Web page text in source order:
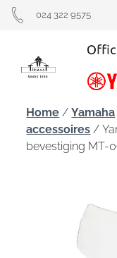
024 322 9575
Home /Yamaha
accessoires /
bevestiging MT-